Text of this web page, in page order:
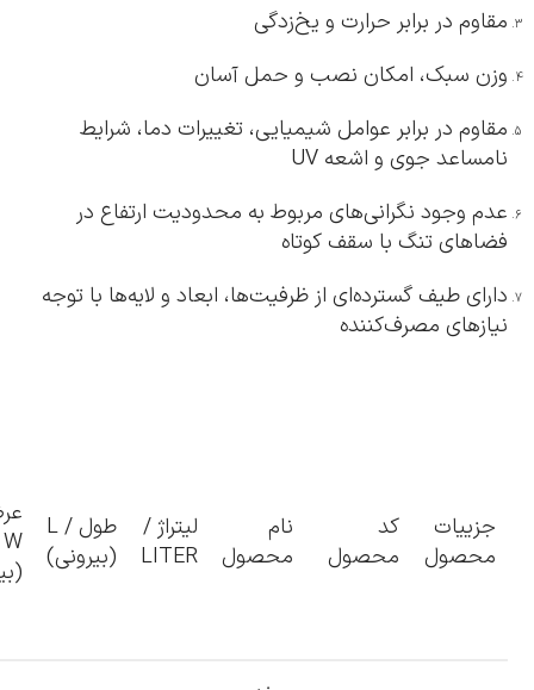
مقاوم در برابر حرارت و یخ‌زدگی
وزن سبک، امکان نصب و حمل آسان
مقاوم در برابر عوامل شیمیایی، تغییرات دما، شرایط
نامساعد جوی و اشعه UV
عدم وجود نگرانی‌های مربوط به محدودیت ارتفاع در
فضاهای تنگ با سقف کوتاه
دارای طیف گسترده‌ای از ظرفیت‌ها، ابعاد و لایه‌ها با توجه
نیازهای مصرف‌کننده
جزییات
محصول
کد
محصول
نام
محصول
لیتراژ /
LITER
طول / L
(بیرونی)
W